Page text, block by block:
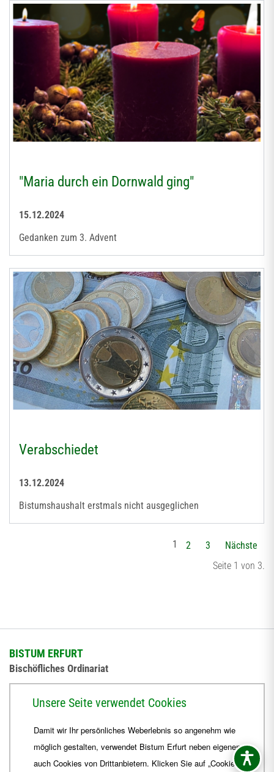
"Maria durch ein Dornwald ging"
15.12.2024
Gedanken zum 3. Advent
Verabschiedet
13.12.2024
Bistumshaushalt erstmals nicht ausgeglichen
Seite 1 von 3.
1 2 3 Nächste
BISTUM ERFURT
Bischöfliches Ordinariat
+49 361 6572-444
ordinariat Bistum-Erfurt.de
Unsere Seite verwendet Cookies
Damit wir Ihr persönliches Weberlebnis so angenehm wie
möglich gestalten, verwendet Bistum Erfurt neben eigenen
auch Cookies von Drittanbietern. Klicken Sie auf „Cookies